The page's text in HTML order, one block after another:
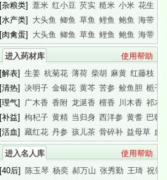
[杂粮类] 薏米 红小豆 芡实 糙米 小米 花生
[水产类]
大头鱼 鲫鱼 草鱼 鲤鱼 鲍鱼 海带
[肉禽蛋]
大头鱼 鲫鱼 草鱼 鲤鱼 鲍鱼 海带
进入药材库
使用帮助
[解表] 生姜 杭菊花 薄荷 柴胡 麻黄 红藤枝
[清热] 决明子 金银花 黄芩 苦参 鲛鱼胆 栀子
[理气]
广木香 香附 龙涎香 檀香 川木香 祁木香
[补益] 枸杞子 黄精 当归身 西洋参 黄耆 巴戟天
[活血] 藏红花 丹参 孩儿茶 骨碎补 益母草 血竭
进入名人库
使用帮助
[40后]
陈玉琴 杨奕 郝万山 张秀勤 王琦 祝肇刚